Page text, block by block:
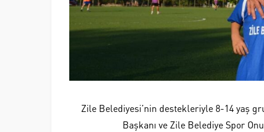
Zile Belediyesi’nin destekleriyle 8-14 yaş
Başkanı ve Zile Belediye Spor